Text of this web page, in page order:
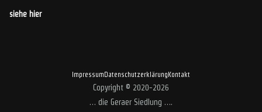
siehe hier
ImpressumDatenschutzerklärungKontakt
Copyright © 2020-2026
… die Geraer Siedlung ….